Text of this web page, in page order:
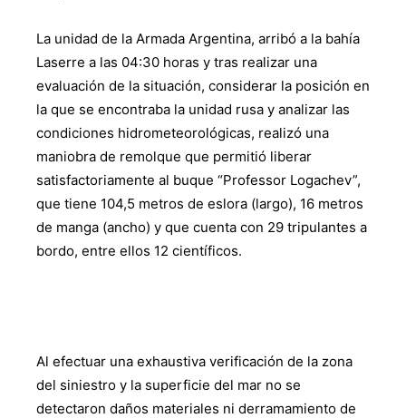
La unidad de la Armada Argentina, arribó a la bahía
Laserre a las 04:30 horas y tras realizar una
evaluación de la situación, considerar la posición en
la que se encontraba la unidad rusa y analizar las
condiciones hidrometeorológicas, realizó una
maniobra de remolque que permitió liberar
satisfactoriamente al buque “Professor Logachev”,
que tiene 104,5 metros de eslora (largo), 16 metros
de manga (ancho) y que cuenta con 29 tripulantes a
bordo, entre ellos 12 científicos.
Al efectuar una exhaustiva verificación de la zona
del siniestro y la superficie del mar no se
detectaron daños materiales ni derramamiento de